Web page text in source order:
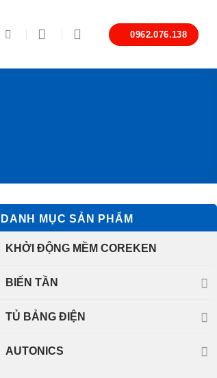
0962.076.138
DANH MỤC SẢN PHẨM
KHỞI ĐỘNG MỀM COREKEN
BIẾN TẦN
TỦ BẢNG ĐIỆN
AUTONICS